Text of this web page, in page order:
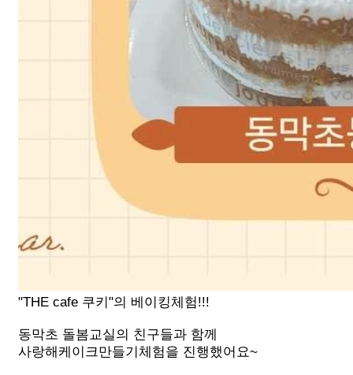
"THE cafe 쿠키"의 베이킹체험!!!
동막초 돌봄교실의 친구들과 함께
사랑해케이크만들기체험을 진행했어요~